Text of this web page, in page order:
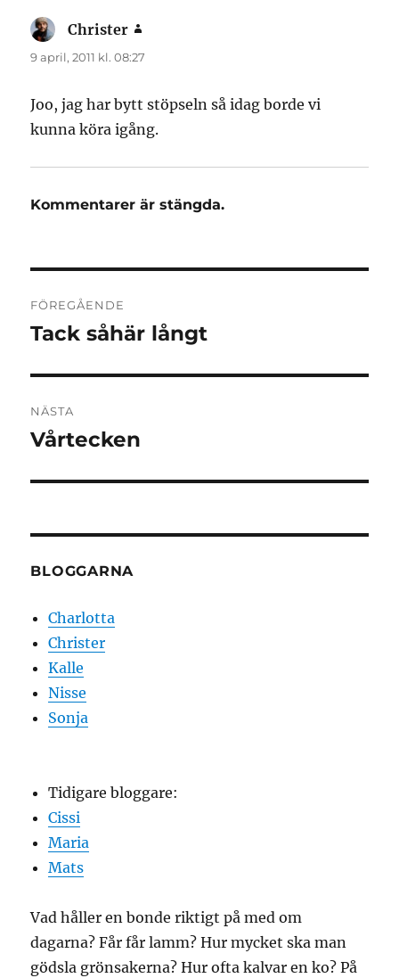
Christer
9 april, 2011 kl. 08:27
Joo, jag har bytt stöpseln så idag borde vi
kunna köra igång.
Kommentarer är stängda.
FÖREGÅENDE
Föregående
Tack såhär långt
NÄSTA
Nästa
Vårtecken
BLOGGARNA
Charlotta
Christer
Kalle
Nisse
Sonja
Tidigare bloggare:
Cissi
Maria
Mats
Vad håller en bonde riktigt på med om
dagarna? Får får lamm? Hur mycket ska man
gödsla grönsakerna? Hur ofta kalvar en ko? På